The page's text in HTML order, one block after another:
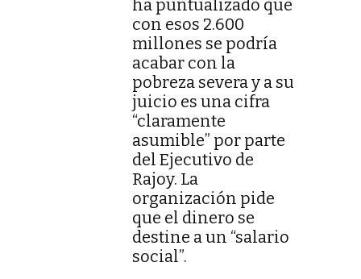
ha puntualizado que
con esos 2.600
millones se podría
acabar con la
pobreza severa y a su
juicio es una cifra
“claramente
asumible” por parte
del Ejecutivo de
Rajoy. La
organización pide
que el dinero se
destine a un “salario
social”.